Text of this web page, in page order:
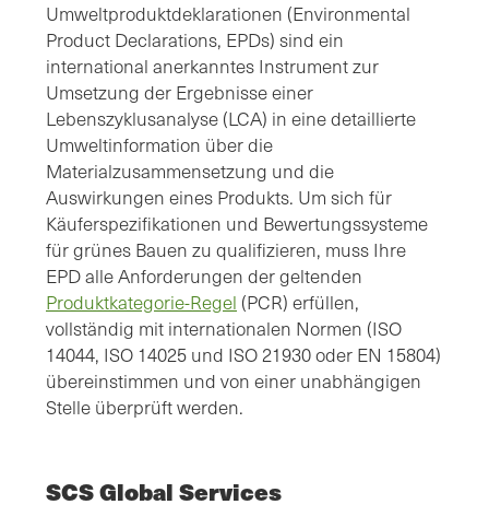
Umweltproduktdeklarationen (Environmental
Product Declarations, EPDs) sind ein
international anerkanntes Instrument zur
Umsetzung der Ergebnisse einer
Lebenszyklusanalyse (LCA) in eine detaillierte
Umweltinformation über die
Materialzusammensetzung und die
Auswirkungen eines Produkts. Um sich für
Käuferspezifikationen und Bewertungssysteme
für grünes Bauen zu qualifizieren, muss Ihre
EPD alle Anforderungen der geltenden
Produktkategorie-Regel (PCR) erfüllen,
vollständig mit internationalen Normen (ISO
14044, ISO 14025 und ISO 21930 oder EN 15804)
übereinstimmen und von einer unabhängigen
Stelle überprüft werden.
SCS Global Services